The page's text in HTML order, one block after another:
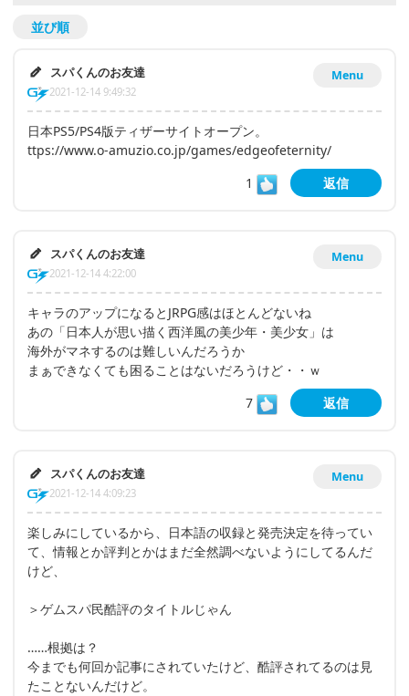
並び順
Menu
スパくんのお友達
2021-12-14 9:49:32
日本PS5/PS4版ティザーサイトオープン。
ttps://www.o-amuzio.co.jp/games/edgeofeternity/
1
返信
Menu
スパくんのお友達
2021-12-14 4:22:00
キャラのアップになるとJRPG感はほとんどないね
あの「日本人が思い描く西洋風の美少年・美少女」は
海外がマネするのは難しいんだろうか
まぁできなくても困ることはないだろうけど・・ｗ
7
返信
Menu
スパくんのお友達
2021-12-14 4:09:23
楽しみにしているから、日本語の収録と発売決定を待ってい
て、情報とか評判とかはまだ全然調べないようにしてるんだ
けど、
＞ゲムスパ民酷評のタイトルじゃん
……根拠は？
今までも何回か記事にされていたけど、酷評されてるのは見
たことないんだけど。